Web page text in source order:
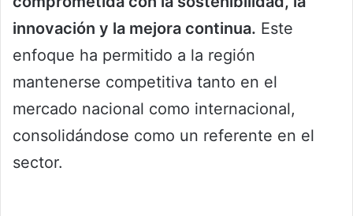
innovación y la mejora continua. Este
enfoque ha permitido a la región
mantenerse competitiva tanto en el
mercado nacional como internacional,
consolidándose como un referente en el
sector.